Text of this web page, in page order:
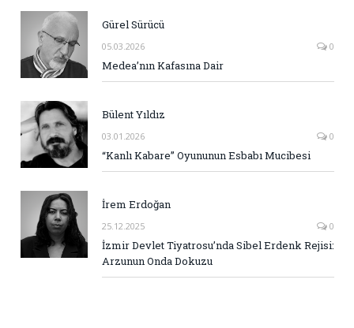
Gürel Sürücü
05.03.2026 0
Medea’nın Kafasına Dair
Bülent Yıldız
03.01.2026 0
“Kanlı Kabare” Oyununun Esbabı Mucibesi
İrem Erdoğan
25.12.2025 0
İzmir Devlet Tiyatrosu’nda Sibel Erdenk Rejisi:
Arzunun Onda Dokuzu